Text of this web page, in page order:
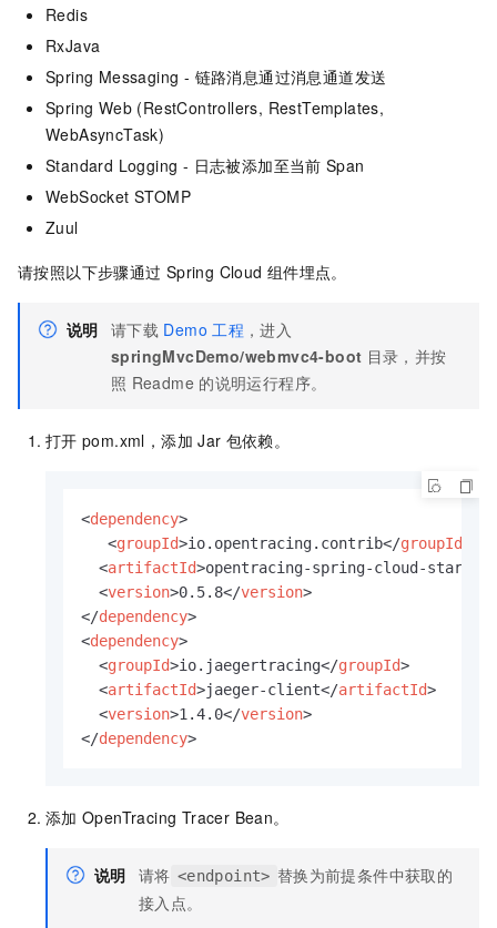
Redis
RxJava
Spring Messaging - 链路消息通过消息通道发送
Spring Web (RestControllers, RestTemplates,
WebAsyncTask)
Standard Logging - 日志被添加至当前 Span
WebSocket STOMP
Zuul
请按照以下步骤通过 Spring Cloud 组件埋点。
说明 请下载 Demo 工程 ，进入
springMvcDemo/webmvc4-boot 目录，并按
照 Readme 的说明运行程序。
打开 pom.xml ，添加 Jar 包依赖。
<dependency>
<groupId>io.opentracing.contrib</groupId
<artifactId>opentracing-spring-cloud-starter
<version>0.5.8</version>
</dependency>
<dependency>
<groupId>io.jaegertracing</groupId>
<artifactId>jaeger-client</artifactId>
<version>1.4.0</version>
</dependency>
添加 OpenTracing Tracer Bean。
说明 请将 <endpoint> 替换为前提条件中获取的
接入点。